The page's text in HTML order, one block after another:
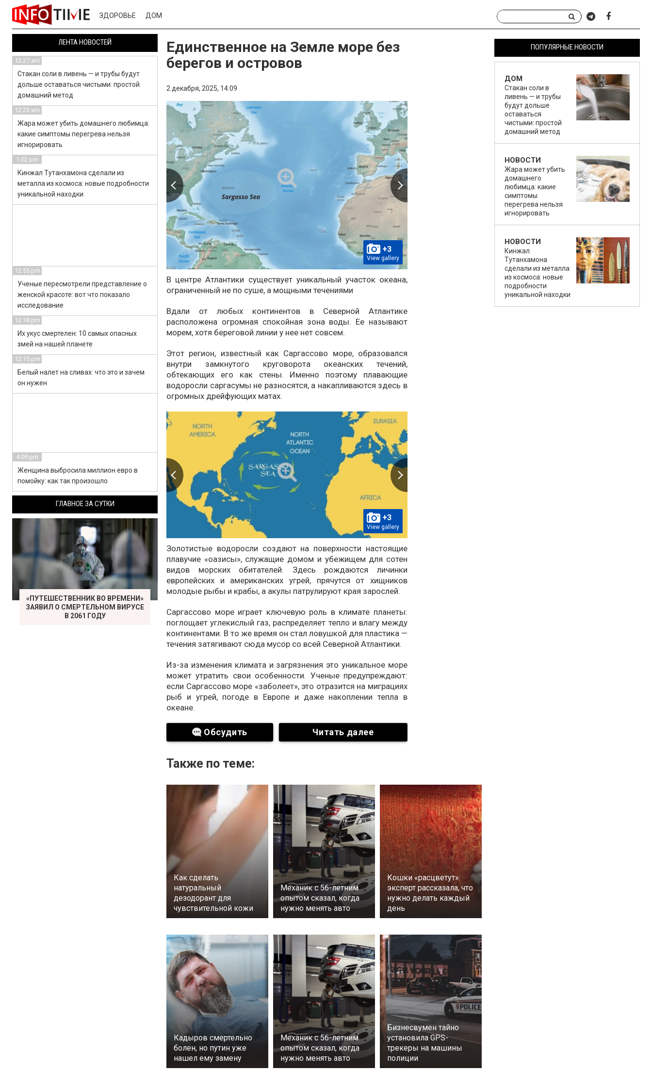
ЗДОРОВЬЕ ДОМ
Единственное на Земле море без
берегов и островов
2 декабря, 2025, 14:09
+3
View gallery
В центре Атлантики существует уникальный участок океана,
ограниченный не по суше, а мощными течениями
Вдали от любых континентов в Северной Атлантике
расположена огромная спокойная зона воды. Ее называют
морем, хотя береговой линии у нее нет совсем.
Этот регион, известный как Саргассово море, образовался
внутри замкнутого круговорота океанских течений,
обтекающих его как стены. Именно поэтому плавающие
водоросли саргасумы не разносятся, а накапливаются здесь в
огромных дрейфующих матах.
+3
View gallery
Золотистые водоросли создают на поверхности настоящие
плавучие «оазисы», служащие домом и убежищем для сотен
видов морских обитателей. Здесь рождаются личинки
европейских и американских угрей, прячутся от хищников
молодые рыбы и крабы, а акулы патрулируют края зарослей.
Саргассово море играет ключевую роль в климате планеты:
поглощает углекислый газ, распределяет тепло и влагу между
континентами. В то же время он стал ловушкой для пластика —
течения затягивают сюда мусор со всей Северной Атлантики.
Из-за изменения климата и загрязнения это уникальное море
может утратить свои особенности. Ученые предупреждают:
если Саргассово море «заболеет», это отразится на миграциях
рыб и угрей, погоде в Европе и даже накоплении тепла в
океане.
Обсудить Читать далее
Также по теме:
Как сделать
натуральный
дезодорант для
чувствительной кожи
Механик с 56-летним
опытом сказал, когда
нужно менять авто
Кошки «расцветут»:
эксперт рассказала, что
нужно делать каждый
день
Кадыров смертельно
болен, но путин уже
нашел ему замену
Механик с 56-летним
опытом сказал, когда
нужно менять авто
Бизнесвумен тайно
установила GPS-
трекеры на машины
полиции
ПОПУЛЯРНЫЕ НОВОСТИ
ДОМ
Стакан соли в
ливень — и трубы
будут дольше
оставаться
чистыми: простой
домашний метод
НОВОСТИ
Жара может убить
домашнего
любимца: какие
симптомы
перегрева нельзя
игнорировать
НОВОСТИ
Кинжал
Тутанхамона
сделали из металла
из космоса: новые
подробности
уникальной находки
ЛЕНТА НОВОСТЕЙ
12:27 am
Стакан соли в ливень — и трубы будут
дольше оставаться чистыми: простой
домашний метод
12:23 am
Жара может убить домашнего любимца:
какие симптомы перегрева нельзя
игнорировать
1:02 pm
Кинжал Тутанхамона сделали из
металла из космоса: новые подробности
уникальной находки
12:55 pm
Ученые пересмотрели представление о
женской красоте: вот что показало
исследование
12:18 pm
Их укус смертелен: 10 самых опасных
змей на нашей планете
12:15 pm
Белый налет на сливах: что это и зачем
он нужен
4:09 pm
Женщина выбросила миллион евро в
помойку: как так произошло
ГЛАВНОЕ ЗА СУТКИ
«ПУТЕШЕСТВЕННИК ВО ВРЕМЕНИ»
ЗАЯВИЛ О СМЕРТЕЛЬНОМ ВИРУСЕ
В 2061 ГОДУ